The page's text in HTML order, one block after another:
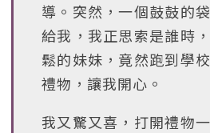
導。突然，一個鼓鼓的
給我，我正思索是誰時
鬆的妹妹，竟然跑到學
禮物，讓我開心。
我又驚又喜，打開禮物